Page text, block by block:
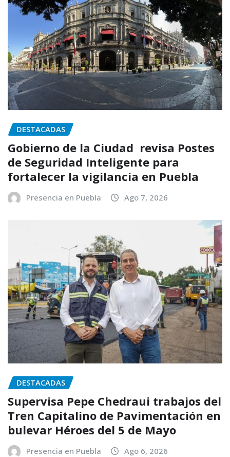
DESTACADAS
Gobierno de la Ciudad revisa Postes
de Seguridad Inteligente para
fortalecer la vigilancia en Puebla
Presencia en Puebla Ago 7, 2026
DESTACADAS
Supervisa Pepe Chedraui trabajos del
Tren Capitalino de Pavimentación en
bulevar Héroes del 5 de Mayo
Presencia en Puebla Ago 6, 2026